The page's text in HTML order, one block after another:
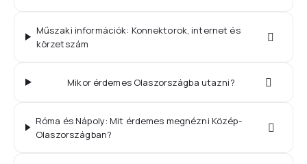
Műszaki információk: Konnektorok, internet és
körzetszám
Mikor érdemes Olaszországba utazni?
Róma és Nápoly: Mit érdemes megnézni Közép-
Olaszországban?